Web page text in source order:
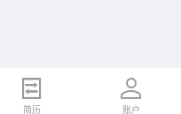
简历 账户